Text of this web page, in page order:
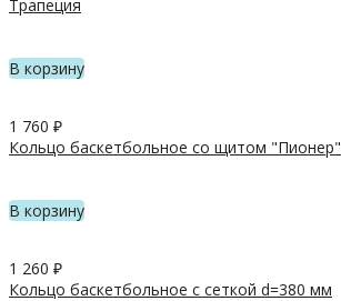
Трапеция
В корзину
1 760 ₽
Кольцо баскетбольное со щитом "Пионер"
В корзину
1 260 ₽
Кольцо баскетбольное с сеткой d=380 мм